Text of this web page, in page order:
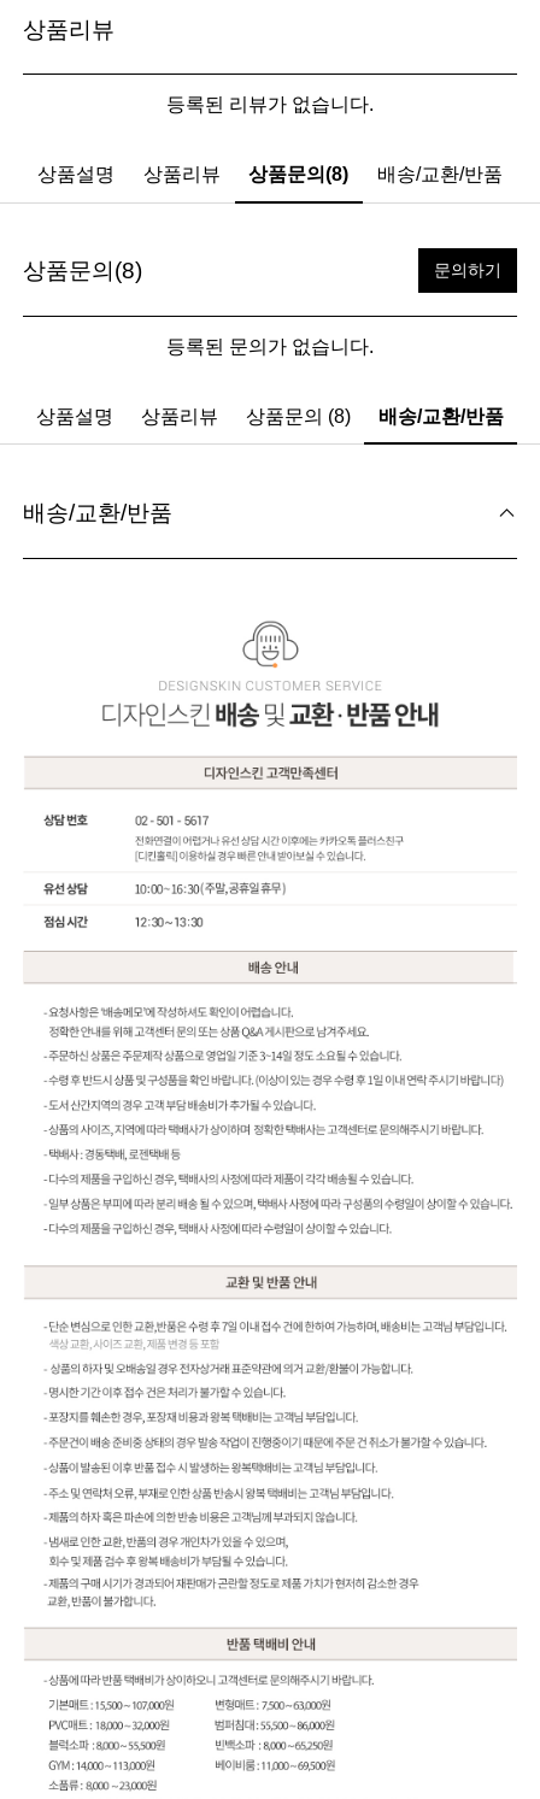
상품리뷰
등록된 리뷰가 없습니다.
상품설명 상품리뷰 상품문의(8) 배송/교환/반품
상품문의(8) 문의하기
등록된 문의가 없습니다.
상품설명 상품리뷰 상품문의 (8) 배송/교환/반품
배송/교환/반품